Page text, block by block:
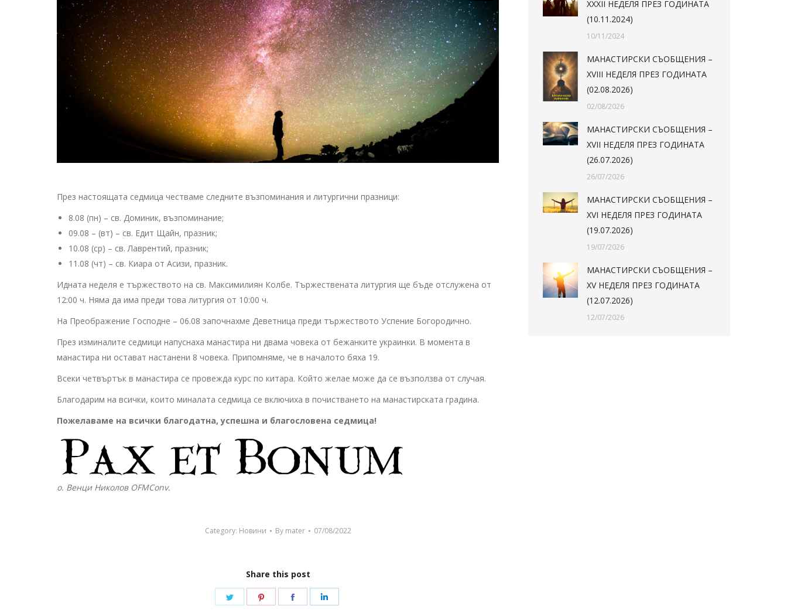
През настоящата седмица честваме следните възпоминания и литургични празници:
8.08 (пн) – св. Доминик, възпоминание;
09.08 – (вт) – св. Едит Щайн, празник;
10.08 (ср) – св. Лаврентий, празник;
11.08 (чт) – св. Киара от Асизи, празник.
Идната неделя е тържеството на св. Максимилиян Колбе. Тържествената литургия ще бъде отслужена от
12:00 ч. Няма да има преди това литургия от 10:00 ч.
На Преображение Господне – 06.08 започнахме Деветница преди тържеството Успение Богородично.
През изминалите седмици напуснаха манастира ни двама човека от бежанките украинки. В момента в
манастира ни остават настанени 8 човека. Припомняме, че в началото бяха 19.
Всеки четвъртък в манастира се провежда курс по китара. Който желае може да се възползва от случая.
Благодарим на всички, които миналата седмица се включиха в почистването на манастирската градина.
Пожелаваме на всички благодатна, успешна и благословена седмица!
о. Венци Николов OFMConv.
Category: Новини By mater 07/08/2022
Share this post
Share
Share
Share
XXXII НЕДЕЛЯ ПРЕЗ ГОДИНАТА
(10.11.2024)
10/11/2024
МАНАСТИРСКИ СЪОБЩЕНИЯ –
XVIII НЕДЕЛЯ ПРЕЗ ГОДИНАТА
(02.08.2026)
02/08/2026
МАНАСТИРСКИ СЪОБЩЕНИЯ –
XVII НЕДЕЛЯ ПРЕЗ ГОДИНАТА
(26.07.2026)
26/07/2026
МАНАСТИРСКИ СЪОБЩЕНИЯ –
XVI НЕДЕЛЯ ПРЕЗ ГОДИНАТА
(19.07.2026)
19/07/2026
МАНАСТИРСКИ СЪОБЩЕНИЯ –
XV НЕДЕЛЯ ПРЕЗ ГОДИНАТА
(12.07.2026)
12/07/2026